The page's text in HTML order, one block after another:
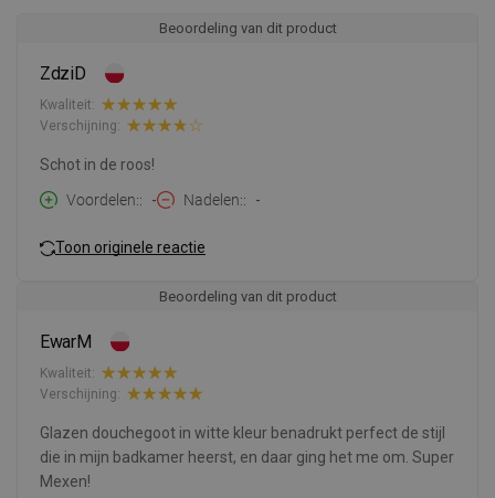
Beoordeling van dit product
ZdziD
Kwaliteit:
Verschijning:
Schot in de roos!
Voordelen:
- Nadelen: -
Toon originele reactie
Beoordeling van dit product
EwarM
Kwaliteit:
Verschijning:
Glazen douchegoot in witte kleur benadrukt perfect de stijl
die in mijn badkamer heerst, en daar ging het me om. Super
Mexen!